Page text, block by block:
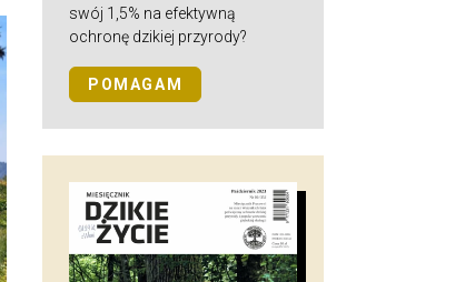
swój 1,5% na efektywną
ochronę dzikiej przyrody?
POMAGAM